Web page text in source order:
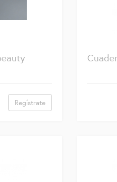
Regístrate